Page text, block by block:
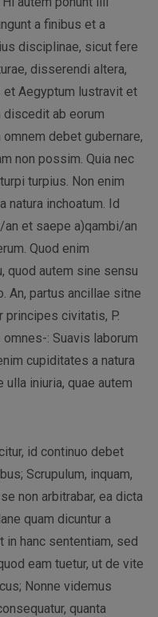
a finibus et a
disciplinae, sicut fere
disserendi altera,
et Aegyptum lustravit et
discedit ab eorum
debet gubernare,
non possim. Quia nec
turpius. Non enim
natura inchoatum. Id
et saepe a)qambi/an
Quod enim
quod autem sine sensu
An, partus ancillae sitne
principes civitatis, P.
: Suavis laborum
cupiditates a natura
iniuria, quae autem
id continuo debet
Scrupulum, inquam,
non arbitrabar, ea dicta
quam dicuntur a
in hanc sententiam, sed
eam tuetur, ut de vite
Nonne videmus
quanta